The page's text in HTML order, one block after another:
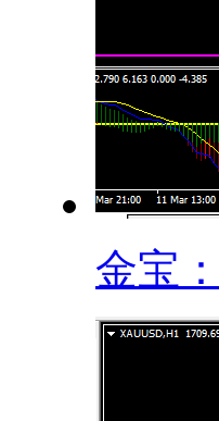
金宝